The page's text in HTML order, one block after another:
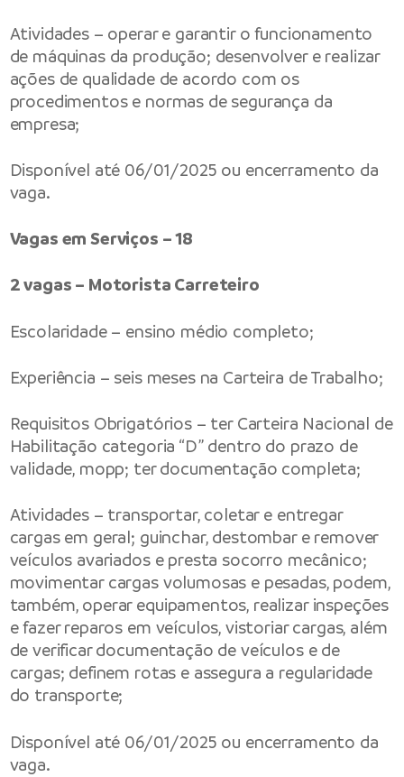
Atividades – operar e garantir o funcionamento
de máquinas da produção; desenvolver e realizar
ações de qualidade de acordo com os
procedimentos e normas de segurança da
empresa;
Disponível até 06/01/2025 ou encerramento da
vaga.
Vagas em Serviços – 18
2 vagas – Motorista Carreteiro
Escolaridade – ensino médio completo;
Experiência – seis meses na Carteira de Trabalho;
Requisitos Obrigatórios – ter Carteira Nacional de
Habilitação categoria “D” dentro do prazo de
validade, mopp; ter documentação completa;
Atividades – transportar, coletar e entregar
cargas em geral; guinchar, destombar e remover
veículos avariados e presta socorro mecânico;
movimentar cargas volumosas e pesadas, podem,
também, operar equipamentos, realizar inspeções
e fazer reparos em veículos, vistoriar cargas, além
de verificar documentação de veículos e de
cargas; definem rotas e assegura a regularidade
do transporte;
Disponível até 06/01/2025 ou encerramento da
vaga.